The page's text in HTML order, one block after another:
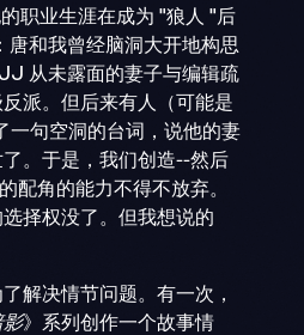
职业生涯在成为 "狼人 "后
唐和我曾经脑洞大开地构思
从未露面的妻子与编辑疏
派。但后来有人（可能是
一句空洞的台词，说他的妻
。于是，我们创造--然后
配角的能力不得不放弃。
择权没了。但我想说的
解决情节问题。有一次，
影》系列创作一个故事情